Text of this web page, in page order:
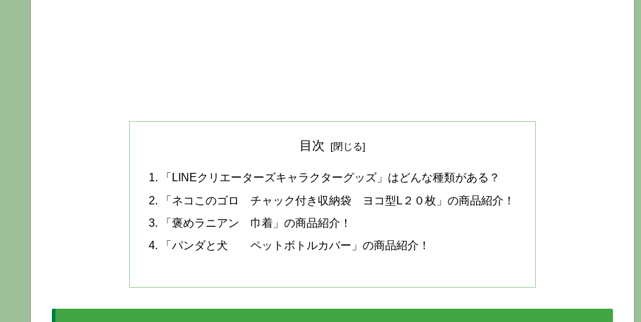
目次
「LINEクリエーターズキャラクターグッズ」はどんな種類がある？
「ネコこのゴロ チャック付き収納袋 ヨコ型L２０枚」の商品紹介！
「褒めラニアン 巾着」の商品紹介！
「パンダと犬 ペットボトルカバー」の商品紹介！